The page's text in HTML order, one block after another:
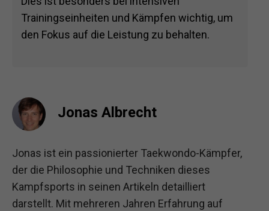
Trainingseinheiten und Kämpfen wichtig, um
den Fokus auf die Leistung zu behalten.
Jonas Albrecht
Jonas ist ein passionierter Taekwondo-Kämpfer,
der die Philosophie und Techniken dieses
Kampfsports in seinen Artikeln detailliert
darstellt. Mit mehreren Jahren Erfahrung auf